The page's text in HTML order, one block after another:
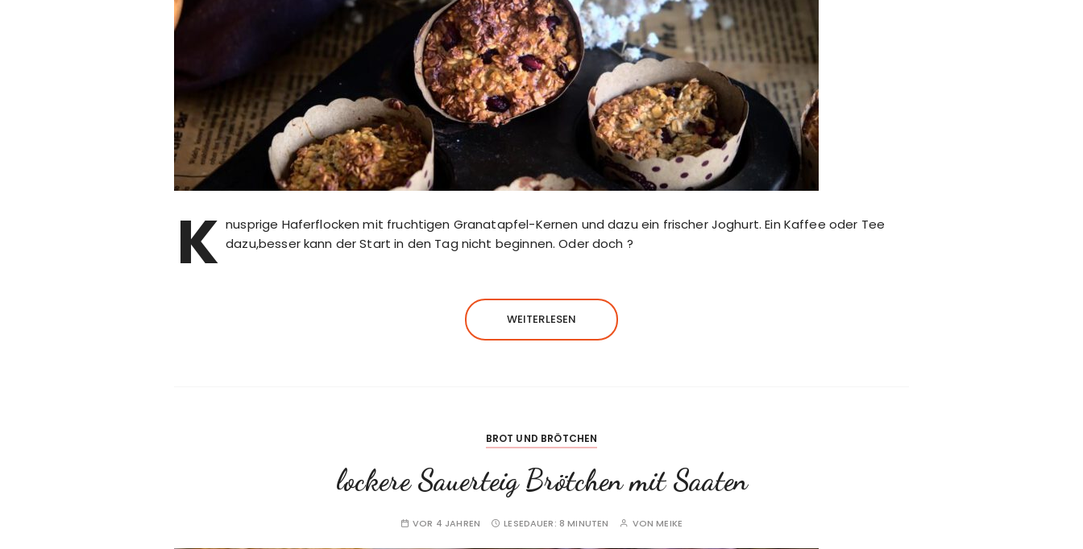
K nusprige Haferflocken mit fruchtigen Granatapfel-Kernen und dazu ein frischer Joghurt. Ein Kaffee oder Tee
dazu,besser kann der Start in den Tag nicht beginnen. Oder doch ?
WEITERLESEN
BROT UND BRÖTCHEN
lockere Sauerteig Brötchen mit Saaten
VOR 4 JAHREN LESEDAUER: 8 MINUTEN VONMEIKE